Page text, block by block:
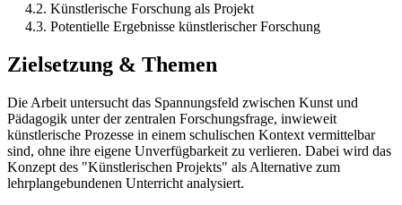
4.2. Künstlerische Forschung als Projekt
4.3. Potentielle Ergebnisse künstlerischer Forschung
Zielsetzung & Themen
Die Arbeit untersucht das Spannungsfeld zwischen Kunst und
Pädagogik unter der zentralen Forschungsfrage, inwieweit
künstlerische Prozesse in einem schulischen Kontext vermittelbar
sind, ohne ihre eigene Unverfügbarkeit zu verlieren. Dabei wird das
Konzept des "Künstlerischen Projekts" als Alternative zum
lehrplangebundenen Unterricht analysiert.